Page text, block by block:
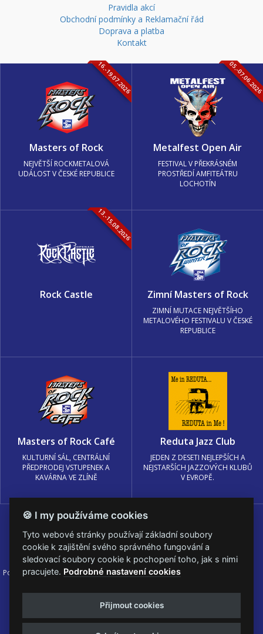
Pravidla akcí
Obchodní podmínky a Reklamační řád
Doprava a platba
Kontakt
16.-19.07.2026
Masters of Rock
NEJVĚTŠÍ ROCKMETALOVÁ
UDÁLOST V ČESKÉ REPUBLICE
05.-
Metalfest Open Air
FESTIVAL V PŘEKRÁSNÉM
PROSTŘEDÍ AMFITEÁTRU
LOCHOTÍN
13.-15.08.2026
Rock Castle Zimní Masters of Rock
ZIMNÍ MUTACE NEJVĚTŠÍHO
METALOVÉHO FESTIVALU V ČESKÉ
REPUBLICE
Masters of Rock Café
KULTURNÍ SÁL, CENTRÁLNÍ
PŘEDPRODEJ VSTUPENEK A
KAVÁRNA VE ZLÍNĚ
Reduta Jazz Club
JEDEN Z DESETI NEJLEPŠÍCH A
NEJSTARŠÍCH JAZZOVÝCH KLUBŮ
V EVROPĚ.
Podmínky užití 🍪 Změnit nastavení cookies.
© PRAGOKONCERT BOHEMIA, a.s.
Web s
k metalu vytvořila creatia.tech s.r.o. a
🍪 I my používáme cookies
Tyto webové stránky používají základní soubory
cookie k zajištění svého správného fungování a
sledovací soubory cookie k pochopení toho, jak s nimi
pracujete. Podrobné nastavení cookies
Přijmout cookies